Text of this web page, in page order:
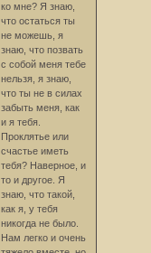
ко мне? Я знаю,
что остаться ты
не можешь, я
знаю, что позвать
с собой меня тебе
нельзя, я знаю,
что ты не в силах
забыть меня, как
и я тебя.
Проклятье или
счастье иметь
тебя? Наверное, и
то и другое. Я
знаю, что такой,
как я, у тебя
никогда не было.
Нам легко и очень